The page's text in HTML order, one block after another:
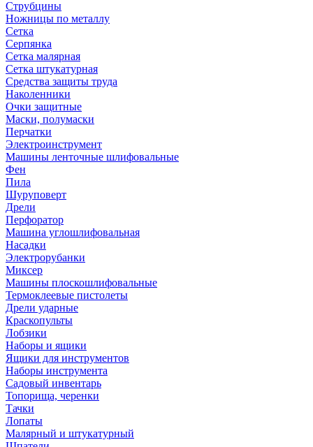
Струбцины
Ножницы по металлу
Сетка
Серпянка
Сетка малярная
Сетка штукатурная
Средства защиты труда
Наколенники
Очки защитные
Маски, полумаски
Перчатки
Электроинструмент
Машины ленточные шлифовальные
Фен
Пила
Шуруповерт
Дрели
Перфоратор
Машина углошлифовальная
Насадки
Электрорубанки
Миксер
Машины плоскошлифовальные
Термоклеевые пистолеты
Дрели ударные
Краскопульты
Лобзики
Наборы и ящики
Ящики для инструментов
Наборы инструмента
Садовый инвентарь
Топорища, черенки
Тачки
Лопаты
Малярный и штукатурный